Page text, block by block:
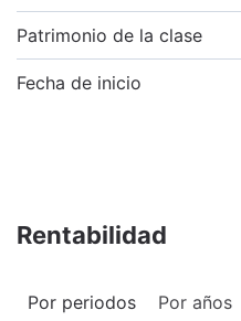
Patrimonio de la clase
Fecha de inicio
Rentabilidad
Por periodos Por años